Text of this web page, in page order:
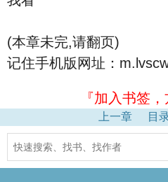
(本章未完,请翻页)
记住手机版网址：
『加入书签，
上一章 目